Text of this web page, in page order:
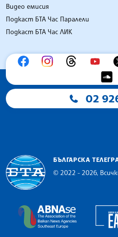
Видео емисия
Подкаст БТА Час Паралели
Подкаст БТА Час ЛИК
02
БЪЛГАРСКА
© 2022 - 2026,
The